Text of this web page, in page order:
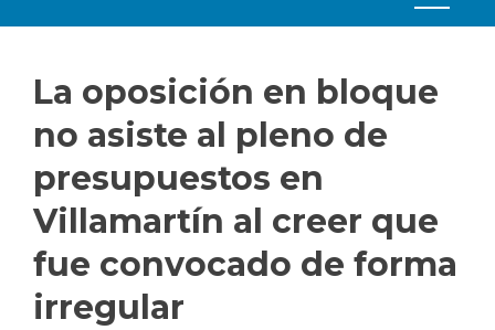
La oposición en bloque
no asiste al pleno de
presupuestos en
Villamartín al creer que
fue convocado de forma
irregular